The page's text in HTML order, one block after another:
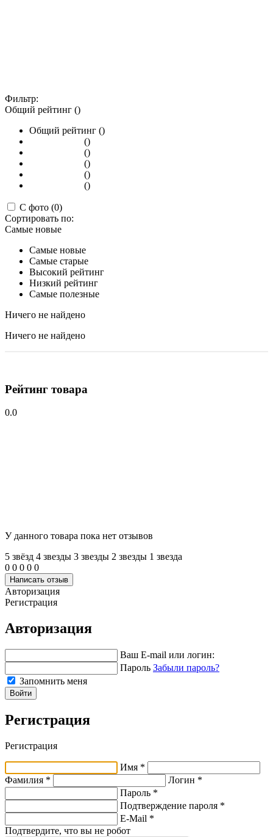
Фильтр:
Общий рейтинг ()
Общий рейтинг ()
()
()
()
()
()
С фото (0)
Сортировать по:
Самые новые
Самые новые
Самые старые
Высокий рейтинг
Низкий рейтинг
Самые полезные
Ничего не найдено
Ничего не найдено
Рейтинг товара
0.0
У данного товара пока нет отзывов
5 звёзд 4 звeзды 3 звeзды 2 звeзды 1 звeзда
0 0 0 0 0
Написать отзыв
Авторизация
Регистрация
Авторизация
Ваш E-mail или логин:
Пароль Забыли пароль?
Запомнить меня
Войти
Регистрация
Регистрация
Имя *
Фамилия *
Логин *
Пароль *
Подтверждение пароля *
E-Mail *
Подтвердите, что вы не робот